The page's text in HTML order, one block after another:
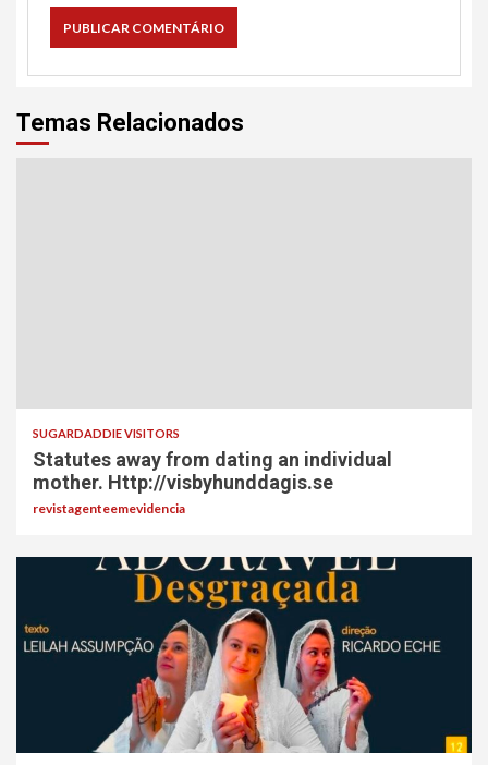
Temas Relacionados
SUGARDADDIE VISITORS
Statutes away from dating an individual
mother. Http://visbyhunddagis.se
revistagenteemevidencia